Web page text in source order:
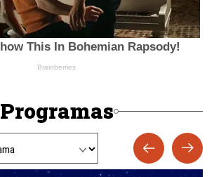
Programas